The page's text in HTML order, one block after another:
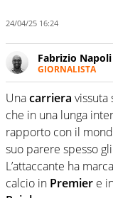
24/04/25 16:24
Fabrizio Napoli
GIORNALISTA
Giornalista
il calcio ma è
passioni. Cura
grande festival
Unacarriera
che in una lunga
rapporto con il
suo parere spesso
L’attaccante ha
calcio in Premier e